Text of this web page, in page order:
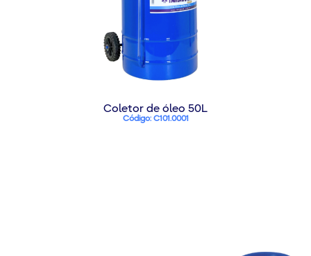
Coletor de óleo 50L
Código: C101.0001